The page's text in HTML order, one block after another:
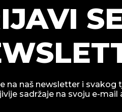
na naš newsletter i svakog
sadržaje na svoju e-mail